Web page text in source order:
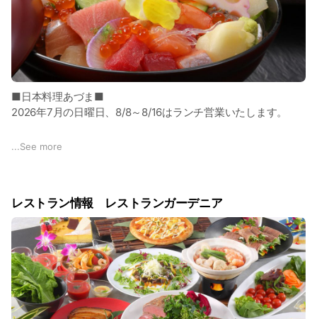
■日本料理あづま■
2026年7月の日曜日、8/8～8/16はランチ営業いたします。
メニューは、特別御膳よりお選びください。
...See more
レストラン情報 レストランガーデニア